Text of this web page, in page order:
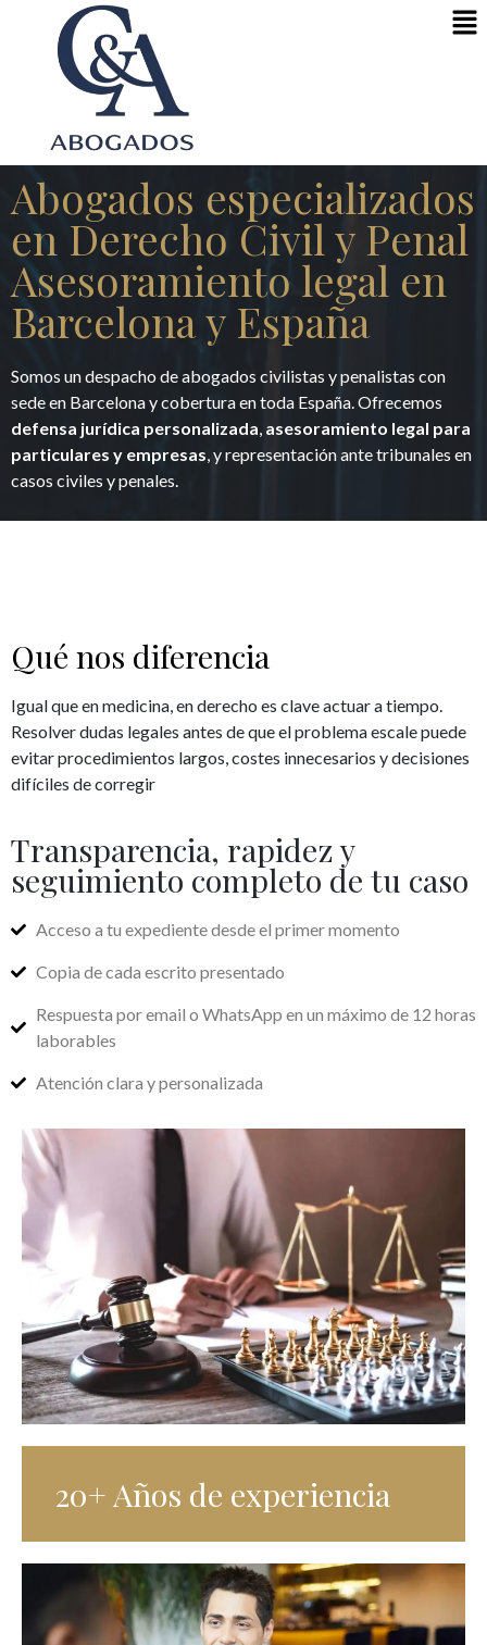
Abogados especializados
en Derecho Civil y Penal
Asesoramiento legal en
Barcelona y España
Somos un despacho de abogados civilistas y penalistas con
sede en Barcelona y cobertura en toda España. Ofrecemos
defensa jurídica personalizada, asesoramiento legal para
particulares y empresas, y representación ante tribunales en
casos civiles y penales.
Qué nos diferencia
Igual que en medicina, en derecho es clave actuar a tiempo.
Resolver dudas legales antes de que el problema escale puede
evitar procedimientos largos, costes innecesarios y decisiones
difíciles de corregir
Transparencia, rapidez y
seguimiento completo de tu caso
Acceso a tu expediente desde el primer momento
Copia de cada escrito presentado
Respuesta por email o WhatsApp en un máximo de 12 horas
laborables
Atención clara y personalizada
20+ Años de experiencia